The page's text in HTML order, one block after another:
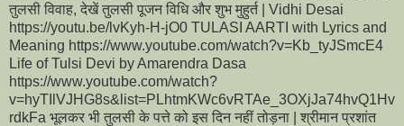
तुलसी विवाह, देखें तुलसी पूजन विधि और शुभ मुहुर्त | Vidhi Desai
https://youtu.be/lvKyh-H-jO0 TULASI AARTI with Lyrics and
Meaning https://www.youtube.com/watch?v=Kb_tyJSmcE4
Life of Tulsi Devi by Amarendra Dasa
https://www.youtube.com/watch?
v=hyTIlVJHG8s&list=PLhtmKWc6vRTAe_3OXjJa74hvQ1Hv
rdkFa भूलकर भी तुलसी के पत्ते को इस दिन नहीं तोड़ना | श्रीमान प्रशांत